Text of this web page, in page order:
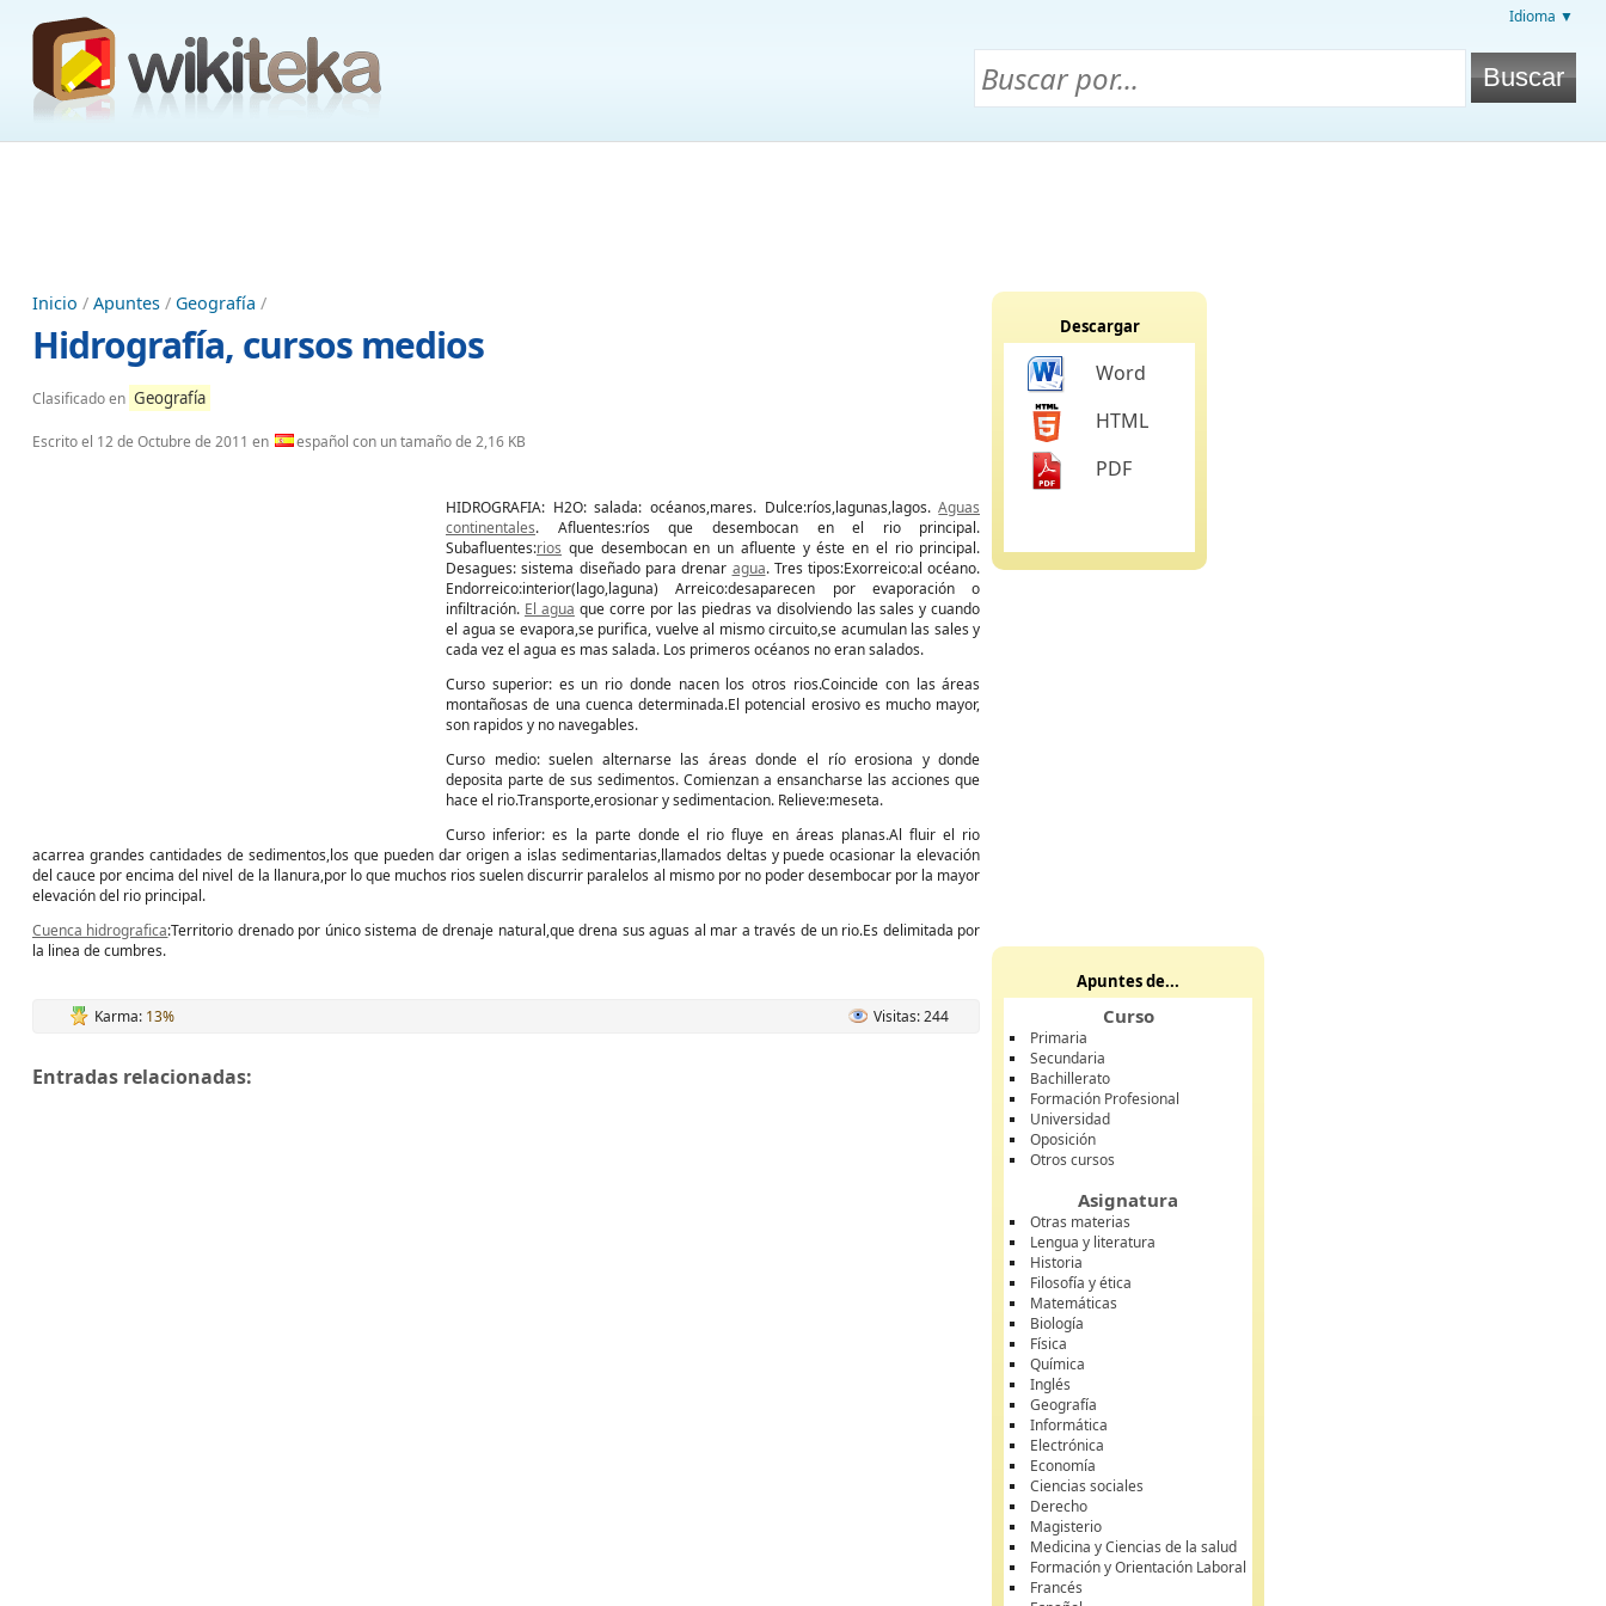
Idioma ▼
Inicio / Apuntes / Geografía /
Hidrografía, cursos medios
Clasificado en Geografía
Escrito el 12 de Octubre de 2011 en español con un tamaño de 2,16 KB
HIDROGRAFIA: H2O: salada: océanos,mares. Dulce:ríos,lagunas,lagos.Aguas
continentales. Afluentes:ríos que desembocan en el rio principal.
Subafluentes:rios que desembocan en un afluente y éste en el rio principal.
Desagues: sistema diseñado para drenar agua. Tres tipos:Exorreico:al océano.
Endorreico:interior(lago,laguna) Arreico:desaparecen por evaporación o
infiltración. El agua que corre por las piedras va disolviendo las sales y cuando
el agua se evapora,se purifica, vuelve al mismo circuito,se acumulan las sales y
cada vez el agua es mas salada. Los primeros océanos no eran salados.
Curso superior: es un rio donde nacen los otros rios.Coincide con las áreas
montañosas de una cuenca determinada.El potencial erosivo es mucho mayor,
son rapidos y no navegables.
Curso medio: suelen alternarse las áreas donde el río erosiona y donde
deposita parte de sus sedimentos. Comienzan a ensancharse las acciones que
hace el rio.Transporte,erosionar y sedimentacion. Relieve:meseta.
Curso inferior: es la parte donde el rio fluye en áreas planas.Al fluir el rio
acarrea grandes cantidades de sedimentos,los que pueden dar origen a islas sedimentarias,llamados deltas y puede ocasionar la elevación
del cauce por encima del nivel de la llanura,por lo que muchos rios suelen discurrir paralelos al mismo por no poder desembocar por la mayor
elevación del rio principal.
Cuenca hidrografica:Territorio drenado por único sistema de drenaje natural,que drena sus aguas al mar a través de un rio.Es delimitada por
la linea de cumbres.
Karma: 13% Visitas: 244
Entradas relacionadas:
Descargar
Word
HTML
PDF
Apuntes de...
Curso
Primaria
Secundaria
Bachillerato
Formación Profesional
Universidad
Oposición
Otros cursos
Asignatura
Otras materias
Lengua y literatura
Historia
Filosofía y ética
Matemáticas
Biología
Física
Química
Inglés
Geografía
Informática
Electrónica
Economía
Ciencias sociales
Derecho
Magisterio
Medicina y Ciencias de la salud
Formación y Orientación Laboral
Francés